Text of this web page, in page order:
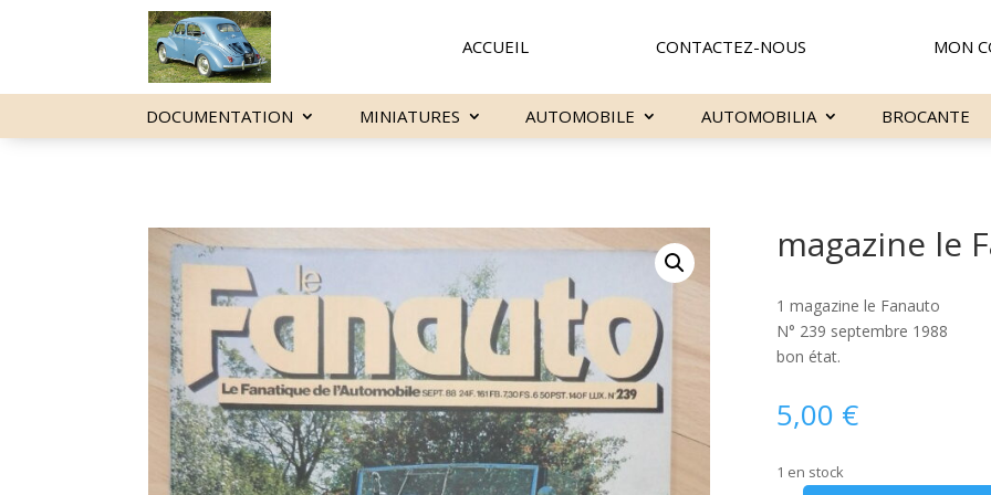
ACCUEIL CONTACTEZ-NOUS MON
DOCUMENTATION MINIATURES AUTOMOBILE AUTOMOBILIA BROCANTE
magazine le
1 magazine le Fanauto
N° 239 septembre 1988
bon état.
5,00 €
1 en stock